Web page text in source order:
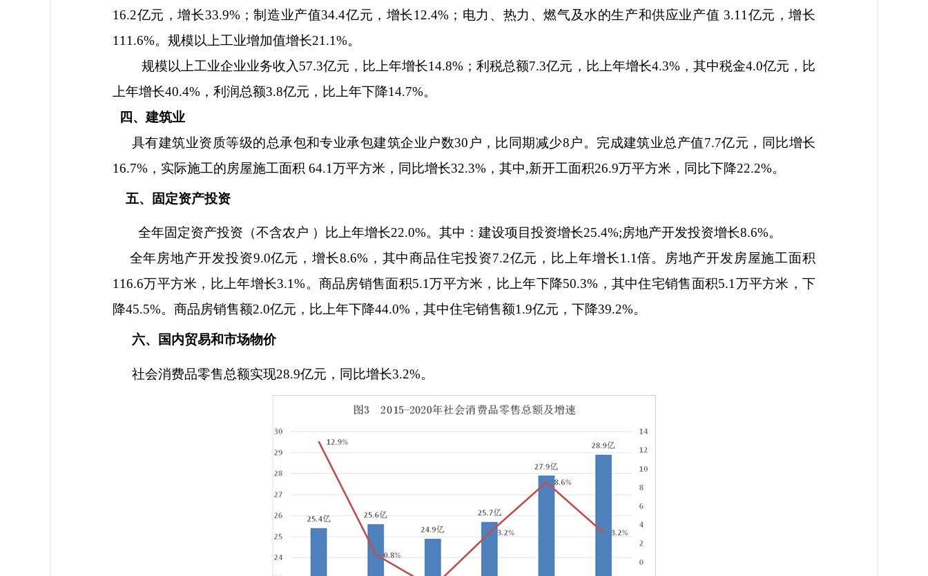
16.2亿元，增长33.9%；制造业产值34.4亿元，增长12.4% ；电力、热力、燃气及水的生产和供应业产值 3.11 亿元，增长
111.6%。规模以上工业增加值增长21.1%。
规模以上工业企业业务收入 57.3亿元，比上年增长14.8% ；利税总额7.3亿元，比上年增长4.3%，其中税金4.0亿元，比
上年增长40.4% ，利润总额3.8亿元，比上年下降14.7%。
四、建筑业
具有建筑业资质等级的总承包和专业承包建筑企业户数30 户，比同期减少8 户。完成建筑业总产值7.7亿元，同比增长
16.7% ，实际施工的房屋施工面积 64.1万平方米，同比增长32.3% ，其中,新开工面积26.9万平方米，同比下降22.2%。
五、固定资产投资
全年固定资产投资（不含农户 ）比上年增长22.0%。其中：建设项目投资增长25.4%;房地产开发投资增长8.6%。
全年房地产开发投资9.0亿元，增长8.6%，其中商品住宅投资7.2亿元，比上年增长1.1倍。房地产开发房屋施工面积
116.6万平方米，比上年增长3.1%。商品房销售面积5.1万平方米，比上年下降50.3% ，其中住宅销售面积5.1万平方米，下
降45.5%。商品房销售额2.0亿元，比上年下降44.0% ，其中住宅销售额1.9亿元，下降39.2%。
六、国内贸易和市场物价
社会消费品零售总额实现28.9亿元，同比增长3.2%。